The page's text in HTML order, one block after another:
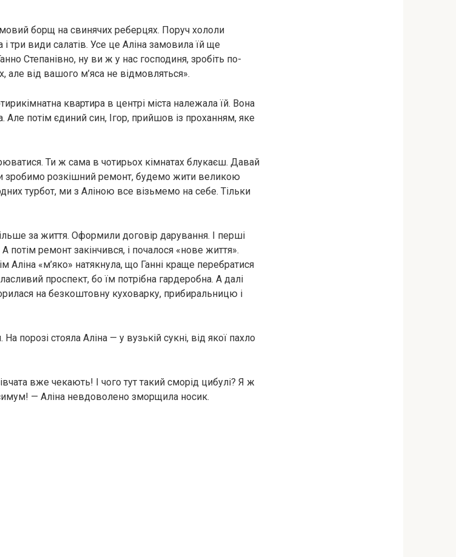
борщ на свинячих реберцях. Поруч хололи
три види салатів. Усе це Аліна замовила їй ще
Степанівно, ну ви ж у нас господиня, зробіть по-
але від вашого м’яса не відмовляться».
квартира в центрі міста належала їй. Вона
Але потім єдиний син, Ігор, прийшов із проханням, яке
Ти ж сама в чотирьох кімнатах блукаєш. Давай
розкішний ремонт, будемо жити великою
турбот, ми з Аліною все візьмемо на себе. Тільки
за життя. Оформили договір дарування. І перші
потім ремонт закінчився, і почалося «нове життя».
Аліна «м’яко» натякнула, що Ганні краще перебратися
проспект, бо їм потрібна гардеробна. А далі
на безкоштовну куховарку, прибиральницю і
порозі стояла Аліна — у вузькій сукні, від якої пахло
вже чекають! І чого тут такий сморід цибулі? Я ж
— Аліна невдоволено зморщила носик.